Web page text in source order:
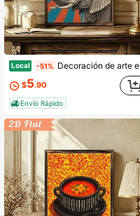
Local -51% Decoración de arte estilo retro, impresión en madera enmarcada de 12x16 pulgadas, pintura de elefante de manga divertida con sol, escena de arte pop funky, ideal para sala de estar y oficina, gran regalo para fans del arte.
$5.90
Envío Rápido